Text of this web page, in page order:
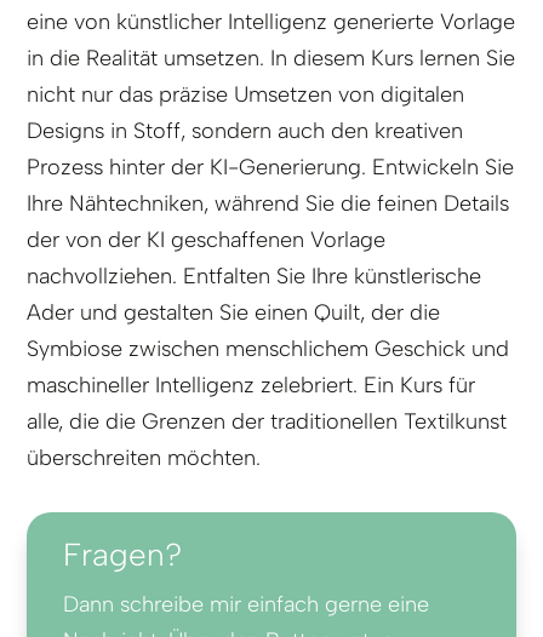
eine von künstlicher Intelligenz generierte Vorlage
in die Realität umsetzen. In diesem Kurs lernen Sie
nicht nur das präzise Umsetzen von digitalen
Designs in Stoff, sondern auch den kreativen
Prozess hinter der KI-Generierung. Entwickeln Sie
Ihre Nähtechniken, während Sie die feinen Details
der von der KI geschaffenen Vorlage
nachvollziehen. Entfalten Sie Ihre künstlerische
Ader und gestalten Sie einen Quilt, der die
Symbiose zwischen menschlichem Geschick und
maschineller Intelligenz zelebriert. Ein Kurs für
alle, die die Grenzen der traditionellen Textilkunst
überschreiten möchten.
Fragen?
Dann schreibe mir einfach gerne eine